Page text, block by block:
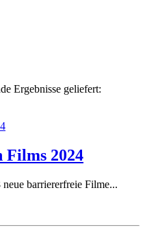
Ergebnisse geliefert:
Films 2024
barriererfreie Filme...